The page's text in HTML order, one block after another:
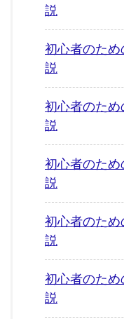
説
初心者のた
説
初心者のた
説
初心者のた
説
初心者のた
説
初心者のた
説